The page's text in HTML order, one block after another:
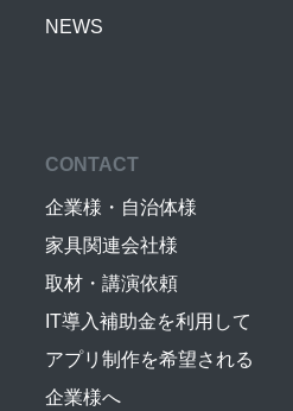
NEWS
CONTACT
企業様・自治体様
家具関連会社様
取材・講演依頼
IT導入補助金を利用して
アプリ制作を希望される
企業様へ